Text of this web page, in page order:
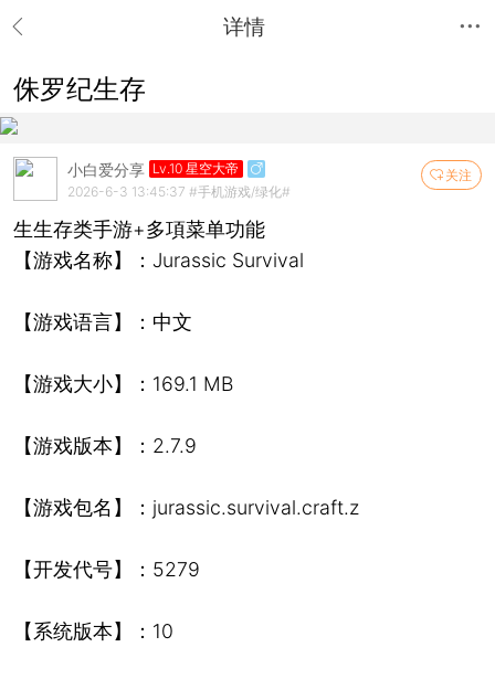
详情
侏罗纪生存
关注
小白爱分享 Lv.10 星空大帝
2026-6-3 13:45:37 #手机游戏/绿化#
生生存类手游+多項菜单功能
【游戏名称】：Jurassic Survival
【游戏语言】：中文
【游戏大小】：169.1 MB
【游戏版本】：2.7.9
【游戏包名】：jurassic.survival.craft.z
【开发代号】：5279
【系统版本】：10